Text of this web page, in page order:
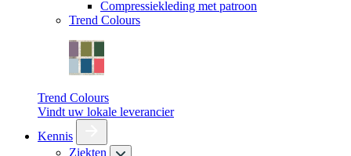
Compressiekleding met patroon
Trend Colours
Trend Colours
Vindt uw lokale leverancier
Kennis
Ziekten